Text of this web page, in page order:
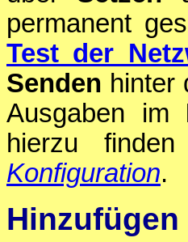
permanent
Test der
Senden hinter
Ausgaben im
hierzu
Konfiguration.